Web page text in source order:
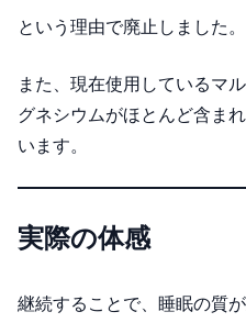
という理由で廃止しました。
また、現在使用しているマ
グネシウムがほとんど含ま
います。
実際の体感
継続することで、睡眠の質